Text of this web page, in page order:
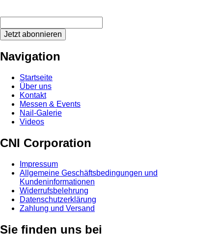
Jetzt abonnieren
Navigation
Startseite
Über uns
Kontakt
Messen & Events
Nail-Galerie
Videos
CNI Corporation
Impressum
Allgemeine Geschäftsbedingungen und
Kundeninformationen
Widerrufsbelehrung
Datenschutzerklärung
Zahlung und Versand
Sie finden uns bei